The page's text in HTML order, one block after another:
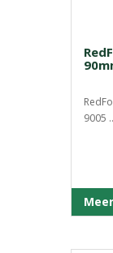
9005 ..